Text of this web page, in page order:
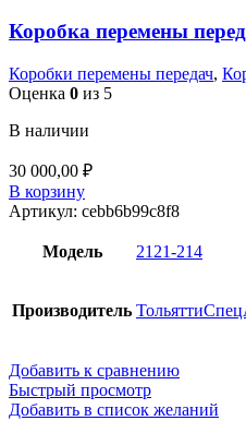
Коробка перемены
Коробки перемены передач,
Оценка 0 из 5
В наличии
30 000,00 ₽
В корзину
Артикул: cebb6b99c8f8
Модель 2121-214
Производитель
Добавить к сравнению
Быстрый просмотр
Добавить в список желаний